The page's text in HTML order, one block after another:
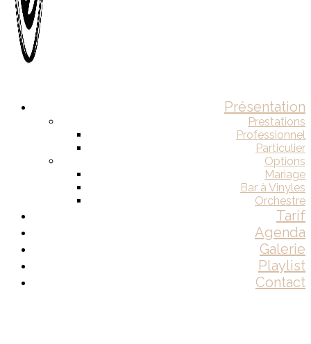
Présentation
Prestations
Professionnel
Particulier
Options
Mariage
Bar à Vinyles
Orchestre
Tarif
Agenda
Galerie
Playlist
Contact